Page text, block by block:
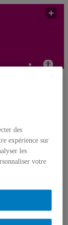
des
expérience sur
les
votre